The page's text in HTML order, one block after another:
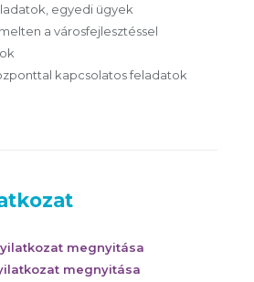
egyedi ügyek
a városfejlesztéssel
kapcsolatos feladatok
megnyitása
megnyitása